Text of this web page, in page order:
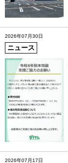
2026年07月30日
ニュース
2026年07月17日